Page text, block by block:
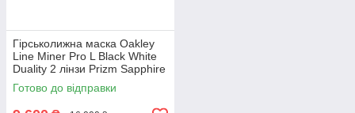
Гірськолижна маска Oakley
Line Miner Pro L Black White
Duality 2 лінзи Prizm Sapphire
+ Prizm Torch
Готово до відправки